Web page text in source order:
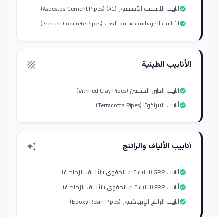
أنابيب الأسمنت الأسبستي (AC) (Asbestos-Cement Pipes)check_circle
الأنابيب الخرسانية مسبقة الصب (Precast Concrete Pipes)check_circle
الأنابيب الطينية texture
أنابيب الطين المحسن (Vitrified Clay Pipes)check_circle
أنابيب التيراكوتا (Terracotta Pipes)check_circle
أنابيب الألياف والراتنج auto_awesome
أنابيب GRP (البلاستيك المقوى بالألياف الزجاجية)check_circle
أنابيب FRP (البلاستيك المقوى بالألياف الزجاجية)check_circle
أنابيب الراتنج الإيبوكسي (Epoxy Resin Pipes)check_circle